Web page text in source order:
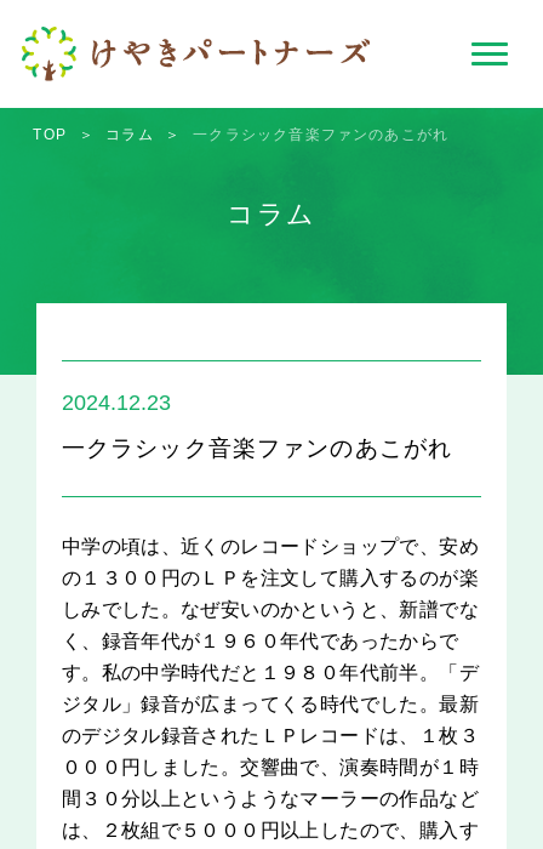
TOP ＞ コラム ＞ 一クラシック音楽ファンのあこがれ
コラム
2024.12.23
一クラシック音楽ファンのあこがれ
中学の頃は、近くのレコードショップで、安め
の１３００円のＬＰを注文して購入するのが楽
しみでした。なぜ安いのかというと、新譜でな
く、録音年代が１９６０年代であったからで
す。私の中学時代だと１９８０年代前半。「デ
ジタル」録音が広まってくる時代でした。最新
のデジタル録音されたＬＰレコードは、１枚３
０００円しました。交響曲で、演奏時間が１時
間３０分以上というようなマーラーの作品など
は、２枚組で５０００円以上したので、購入す